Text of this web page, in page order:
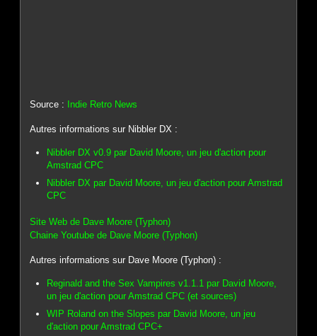
Source : Indie Retro News
Autres informations sur Nibbler DX :
Nibbler DX v0.9 par David Moore, un jeu d'action pour
Amstrad CPC
Nibbler DX par David Moore, un jeu d'action pour Amstrad
CPC
Site Web de Dave Moore (Typhon)
Chaine Youtube de Dave Moore (Typhon)
Autres informations sur Dave Moore (Typhon) :
Reginald and the Sex Vampires v1.1.1 par David Moore,
un jeu d'action pour Amstrad CPC (et sources)
WIP Roland on the Slopes par David Moore, un jeu
d'action pour Amstrad CPC+